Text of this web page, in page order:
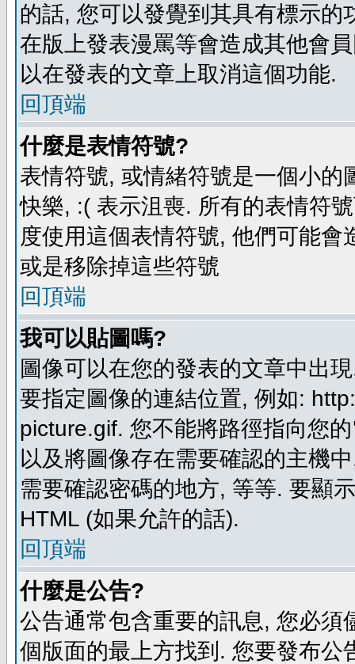
的話, 您可以發覺到其具有標示
在版上發表漫罵等會造成其他會
以在發表的文章上取消這個功能.
回頂端
什麼是表情符號?
表情符號, 或情緒符號是一個小
快樂, :( 表示沮喪. 所有的表情符
度使用這個表情符號, 他們可能
或是移除掉這些符號
回頂端
我可以貼圖嗎?
圖像可以在您的發表的文章中出
要指定圖像的連結位置, 例如:
picture.gif. 您不能將路徑指向您
以及將圖像存在需要確認的主機
需要確認密碼的地方, 等等. 要顯
HTML (如果允許的話).
回頂端
什麼是公告?
公告通常包含重要的訊息, 您必
個版面的最上方找到. 您要發布